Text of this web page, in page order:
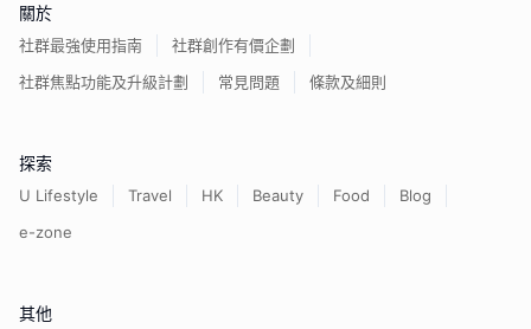
關於
社群最強使用指南
社群創作有價企劃
社群焦點功能及升級計劃
常見問題 條款及細則
探索
U Lifestyle Travel HK Beauty Food
Blog
e-zone
其他